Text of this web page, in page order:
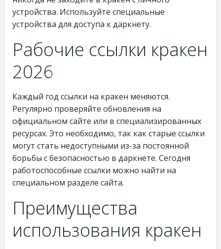
устройства. Используйте специальные
устройства для доступа к даркнету.
Рабочие ссылки кракен
2026
Каждый год ссылки на кракен меняются.
Регулярно проверяйте обновления на
официальном сайте или в специализированных
ресурсах. Это необходимо, так как старые ссылки
могут стать недоступными из-за постоянной
борьбы с безопасностью в даркнете. Сегодня
работоспособные ссылки можно найти на
специальном разделе сайта.
Преимущества
использования кракен